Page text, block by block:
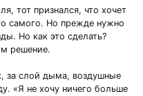
тот признался, что хочет
самого. Но прежде нужно
Но как это сделать?
решение.
за слой дыма, воздушные
«Я не хочу ничего больше